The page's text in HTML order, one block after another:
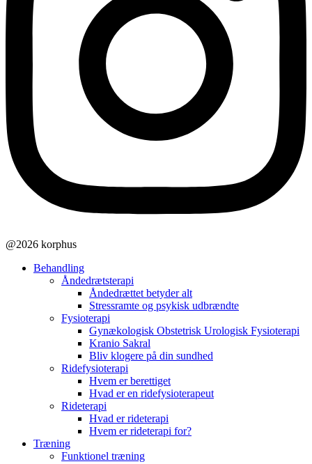
@2026 korphus
Behandling
Åndedrætsterapi
Åndedrættet betyder alt
Stressramte og psykisk udbrændte
Fysioterapi
Gynækologisk Obstetrisk Urologisk Fysioterapi
Kranio Sakral
Bliv klogere på din sundhed
Ridefysioterapi
Hvem er berettiget
Hvad er en ridefysioterapeut
Rideterapi
Hvad er rideterapi
Hvem er rideterapi for?
Træning
Funktionel træning